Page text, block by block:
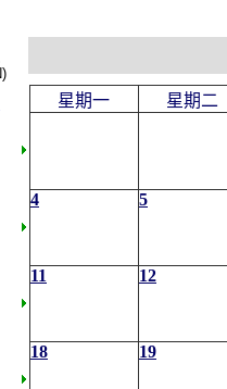
星期一 星期二
4 5
11 12
18 19